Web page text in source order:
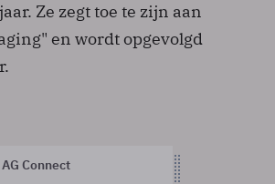
Ze zegt toe te zijn aan
en wordt opgevolgd
Connect